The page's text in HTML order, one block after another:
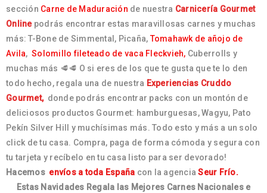
sección Carne de Maduración de nuestra Carnicería Gourmet
Online podrás encontrar estas maravillosas carnes y muchas
más: T-Bone de Simmental, Picaña,Tomahawk de añojo de
Avila, Solomillo fileteado de vaca Fleckvieh, Cuberrolls y
muchas más 🥩🥩 O si eres de los que te gusta que te lo den
todo hecho, regala una de nuestra Experiencias Cruddo
Gourmet, donde podrás encontrar packs con un montón de
deliciosos productos Gourmet: hamburguesas, Wagyu, Pato
Pekín Silver Hill y muchísimas más. Todo esto y más a un solo
click de tu casa. Compra, paga de forma cómoda y segura con
tu tarjeta y recíbelo en tu casa listo para ser devorado!
Hacemos envíos a toda España con la agenciaSeur Frío.
Estas Navidades Regala las Mejores Carnes Nacionales e